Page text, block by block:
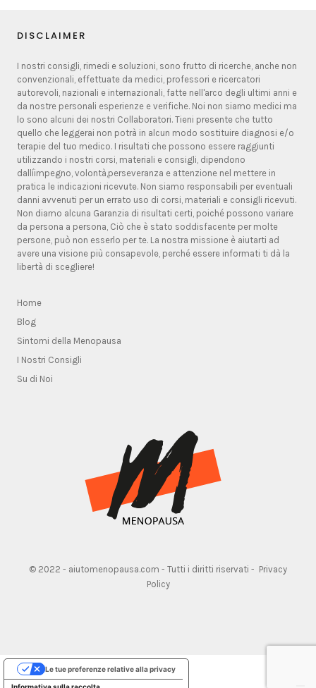
DISCLAIMER
I nostri consigli, rimedi e soluzioni, sono frutto di ricerche, anche non
convenzionali, effettuate da medici, professori e ricercatori
autorevoli, nazionali e internazionali, fatte nell'arco degli ultimi anni e
da nostre personali esperienze e verifiche. Noi non siamo medici ma
lo sono alcuni dei nostri Collaboratori. Tieni presente che tutto
quello che leggerai non potrà in alcun modo sostituire diagnosi e/o
terapie del tuo medico. I risultati che possono essere raggiunti
utilizzando i nostri corsi, materiali e consigli, dipendono
dallíimpegno, volontà,perseveranza e attenzione nel mettere in
pratica le indicazioni ricevute. Non siamo responsabili per eventuali
danni avvenuti per un errato uso di corsi, materiali e consigli ricevuti.
Non diamo alcuna Garanzia di risultati certi, poiché possono variare
da persona a persona, Ciò che è stato soddisfacente per molte
persone, può non esserlo per te. La nostra missione è aiutarti ad
avere una visione più consapevole, perché essere informati ti dà la
libertà di scegliere!
Home
Blog
Sintomi della Menopausa
I Nostri Consigli
Su di Noi
© 2022 - aiutomenopausa.com - Tutti i diritti riservati - Privacy
Policy
Le tue preferenze relative alla privacy